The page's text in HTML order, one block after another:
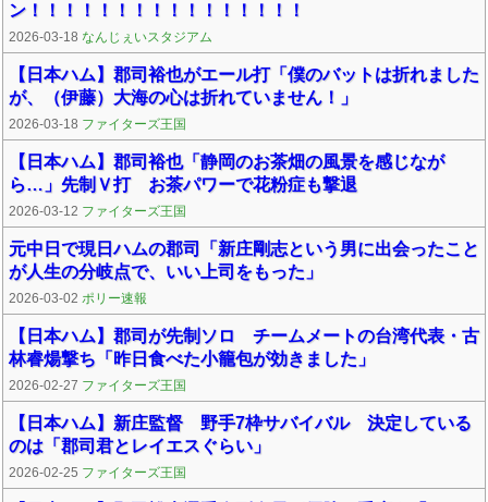
ン！！！！！！！！！！！！！！！！
2026-03-18 なんじぇいスタジアム
【日本ハム】郡司裕也がエール打「僕のバットは折れました
が、（伊藤）大海の心は折れていません！」
2026-03-18 ファイターズ王国
【日本ハム】郡司裕也「静岡のお茶畑の風景を感じなが
ら…」先制Ｖ打 お茶パワーで花粉症も撃退
2026-03-12 ファイターズ王国
元中日で現日ハムの郡司「新庄剛志という男に出会ったこと
が人生の分岐点で、いい上司をもった」
2026-03-02 ポリー速報
【日本ハム】郡司が先制ソロ チームメートの台湾代表・古
林睿煬撃ち「昨日食べた小籠包が効きました」
2026-02-27 ファイターズ王国
【日本ハム】新庄監督 野手7枠サバイバル 決定している
のは「郡司君とレイエスぐらい」
2026-02-25 ファイターズ王国